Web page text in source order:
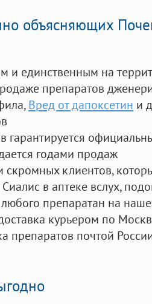
объясняющих
и единственным на
препаратов
, Вред от дапоксетин и
гарантируется
годами продаж
скромных клиентов,
в аптеке вслух,
препаратан на
курьером по
препаратов почтой